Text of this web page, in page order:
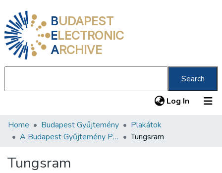
BUDAPEST
ELECTRONIC
ARCHIVE
Search
Log In (current)
Communities & Collections
Statistics
Home Budapest Gyűjtemény
Plakátok
A Budapest Gyűjtemény Plakáttárának plakátjai
Tungsram
Tungsram